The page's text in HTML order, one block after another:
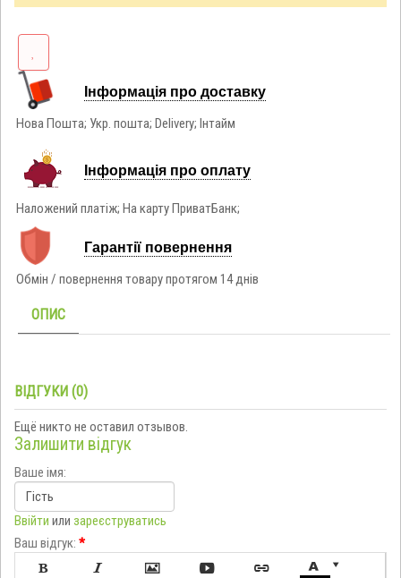
Інформація про доставку
Нова Пошта; Укр. пошта; Delivery; Інтайм
Інформація про оплату
Наложений платіж; На карту ПриватБанк;
Гарантії повернення
Обмін / повернення товару протягом 14 днів
ОПИС
ВІДГУКИ (0)
Ещё никто не оставил отзывов.
Залишити відгук
Ваше імя:
Ввійти или зареєструватись
Ваш відгук: *

     